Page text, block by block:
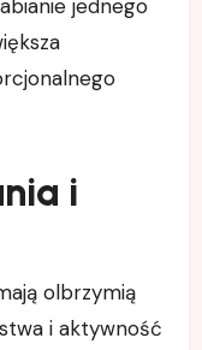
jednego
i
olbrzymią
i aktywność